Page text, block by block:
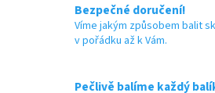
Bezpečné doručení!
Víme jakým způsobem balit
v pořádku až k Vám.
Pečlivě balíme každý